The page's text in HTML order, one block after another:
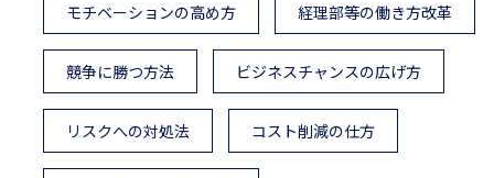
モチベーションの高め方 経理部等の働き方改革
競争に勝つ方法 ビジネスチャンスの広げ方
リスクへの対処法 コスト削減の仕方